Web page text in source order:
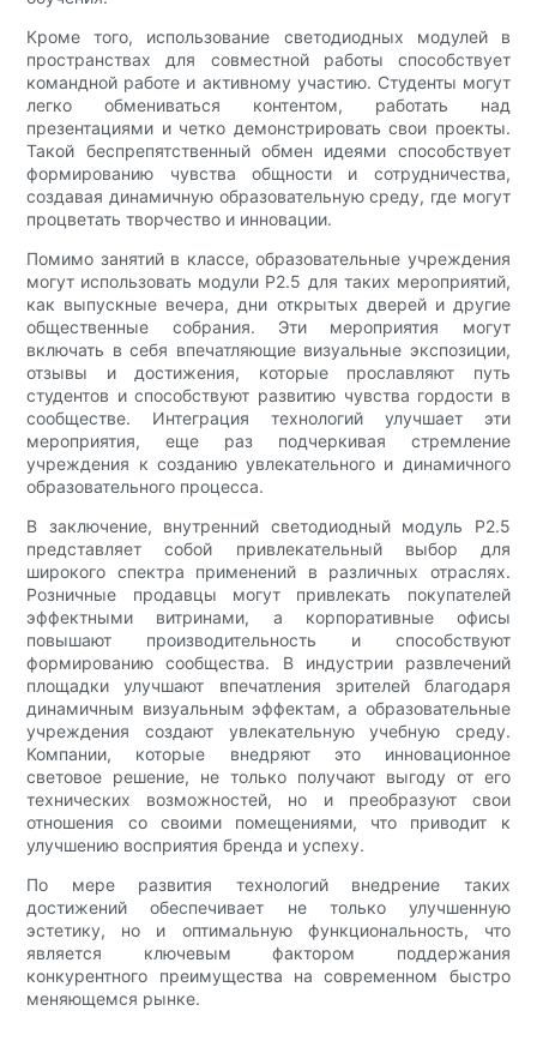
Кроме того, использование светодиодных модулей в
пространствах для совместной работы способствует
командной работе и активному участию. Студенты могут
легко обмениваться контентом, работать над
презентациями и четко демонстрировать свои проекты.
Такой беспрепятственный обмен идеями способствует
формированию чувства общности и сотрудничества,
создавая динамичную образовательную среду, где могут
процветать творчество и инновации.
Помимо занятий в классе, образовательные учреждения
могут использовать модули P2.5 для таких мероприятий,
как выпускные вечера, дни открытых дверей и другие
общественные собрания. Эти мероприятия могут
включать в себя впечатляющие визуальные экспозиции,
отзывы и достижения, которые прославляют путь
студентов и способствуют развитию чувства гордости в
сообществе. Интеграция технологий улучшает эти
мероприятия, еще раз подчеркивая стремление
учреждения к созданию увлекательного и динамичного
образовательного процесса.
В заключение, внутренний светодиодный модуль P2.5
представляет собой привлекательный выбор для
широкого спектра применений в различных отраслях.
Розничные продавцы могут привлекать покупателей
эффектными витринами, а корпоративные офисы
повышают производительность и способствуют
формированию сообщества. В индустрии развлечений
площадки улучшают впечатления зрителей благодаря
динамичным визуальным эффектам, а образовательные
учреждения создают увлекательную учебную среду.
Компании, которые внедряют это инновационное
световое решение, не только получают выгоду от его
технических возможностей, но и преобразуют свои
отношения со своими помещениями, что приводит к
улучшению восприятия бренда и успеху.
По мере развития технологий внедрение таких
достижений обеспечивает не только улучшенную
эстетику, но и оптимальную функциональность, что
является ключевым фактором поддержания
конкурентного преимущества на современном быстро
меняющемся рынке.